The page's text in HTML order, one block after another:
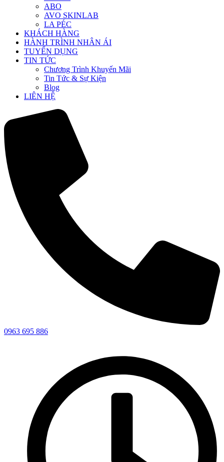
ABO
AVO SKINLAB
LA PÉC
KHÁCH HÀNG
HÀNH TRÌNH NHÂN ÁI
TUYỂN DỤNG
TIN TỨC
Chương Trình Khuyến Mãi
Tin Tức & Sự Kiện
Blog
LIÊN HỆ
0963 695 886